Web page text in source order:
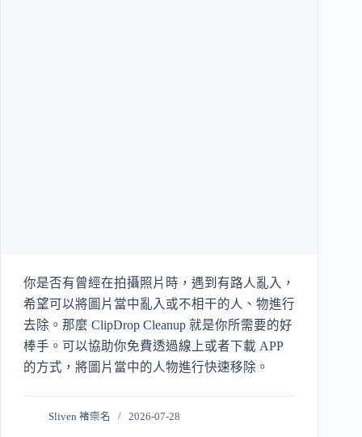
你是否有曾經在拍攝照片時，遇到有路人亂入，
希望可以將圖片當中亂入或不相干的人、物進行
去除。那麼 ClipDrop Cleanup 就是你所需要的好
棒手。可以協助你免費透過線上或者下載 APP
的方式，將圖片當中的人物進行快速移除。
Sliven 褚崇名 2026-07-28